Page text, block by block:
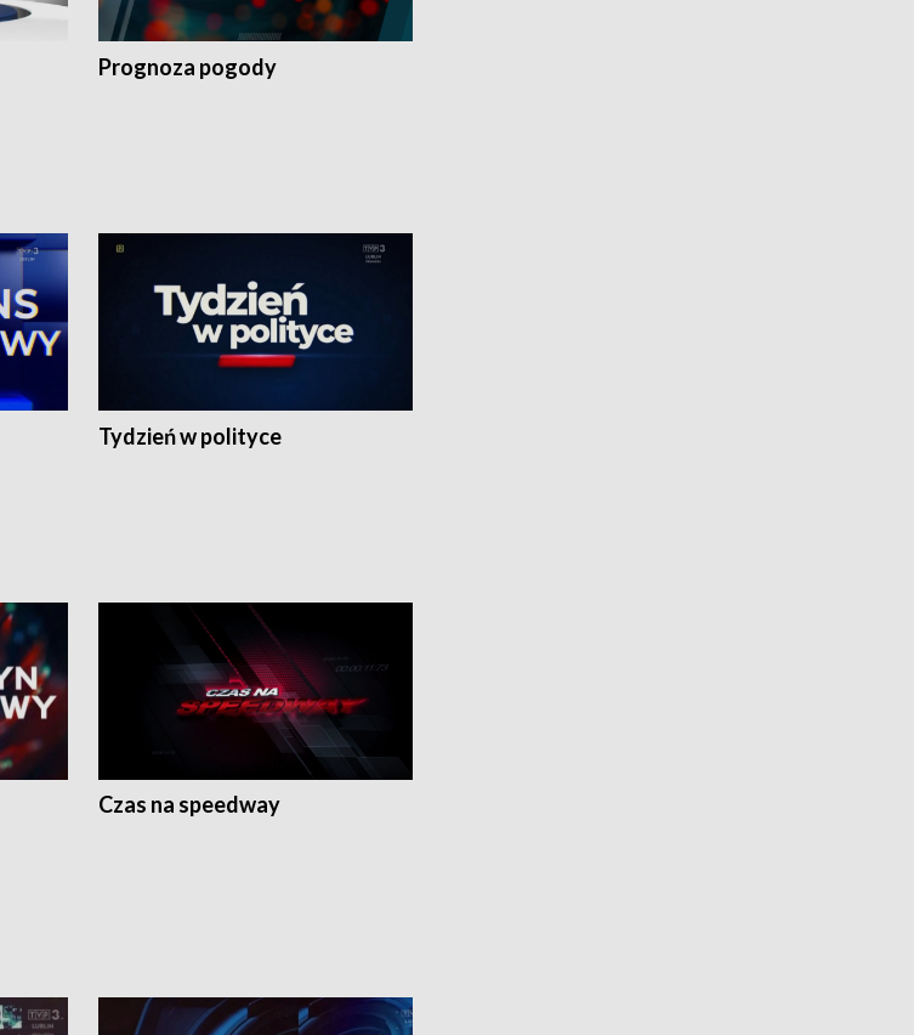
Prognoza pogody
Tydzień w polityce
Czas na speedway